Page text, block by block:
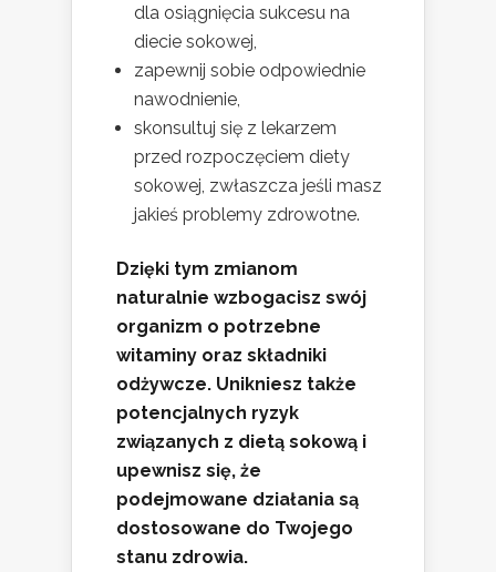
dla osiągnięcia sukcesu na
diecie sokowej,
zapewnij sobie odpowiednie
nawodnienie,
skonsultuj się z lekarzem
przed rozpoczęciem diety
sokowej, zwłaszcza jeśli masz
jakieś problemy zdrowotne.
Dzięki tym zmianom
naturalnie wzbogacisz swój
organizm o potrzebne
witaminy oraz składniki
odżywcze. Unikniesz także
potencjalnych ryzyk
związanych z dietą sokową i
upewnisz się, że
podejmowane działania są
dostosowane do Twojego
stanu zdrowia.